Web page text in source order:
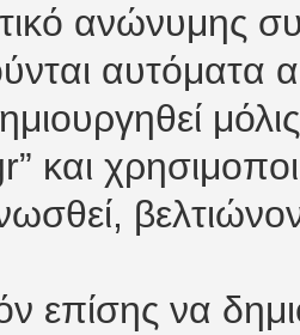
ανώνυμης
αυτόματα
και
επίσης να